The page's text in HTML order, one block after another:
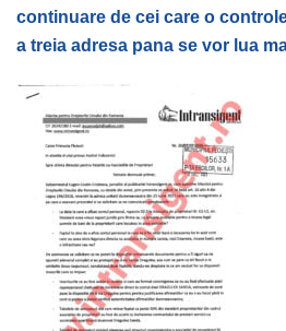
continuare de cei care o
a treia adresa pana se vor lua